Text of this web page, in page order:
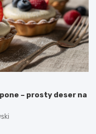
– prosty deser na